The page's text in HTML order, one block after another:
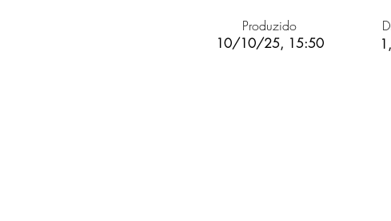
Produzido
10/10/25, 15:50